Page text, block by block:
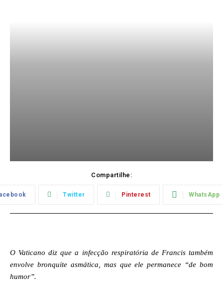
Compartilhe:
Twitter Pinterest WhatsApp
O Vaticano diz que a infecção respiratória de Francis também
envolve bronquite asmática, mas que ele permanece “de bom
humor”.